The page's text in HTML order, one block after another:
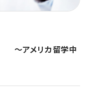
リカ留学中